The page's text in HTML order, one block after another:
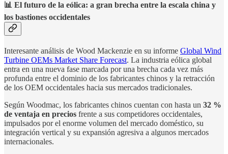
📊 El futuro de la eólica: a gran brecha entre la escala china y
los bastiones occidentales
Interesante análisis de Wood Mackenzie en su informe Global Wind
Turbine OEMs Market Share Forecast. La industria eólica global
entra en una nueva fase marcada por una brecha cada vez más
profunda entre el dominio de los fabricantes chinos y la retracción
de los OEM occidentales hacia sus mercados tradicionales.
Según Woodmac, los fabricantes chinos cuentan con hasta un 32 %
de ventaja en precios frente a sus competidores occidentales,
impulsados por el enorme volumen del mercado doméstico, su
integración vertical y su expansión agresiva a algunos mercados
internacionales.